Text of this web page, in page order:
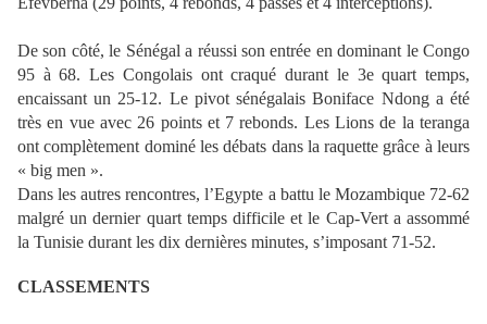
De son côté, le Sénégal a réussi son entrée en dominant le Congo
95 à 68. Les Congolais ont craqué durant le 3e quart temps,
encaissant un 25-12. Le pivot sénégalais Boniface Ndong a été
très en vue avec 26 points et 7 rebonds. Les Lions de la teranga
ont complètement dominé les débats dans la raquette grâce à leurs
« big men ».
Dans les autres rencontres, l’Egypte a battu le Mozambique 72-62
malgré un dernier quart temps difficile et le Cap-Vert a assommé
la Tunisie durant les dix dernières minutes, s’imposant 71-52.
CLASSEMENTS